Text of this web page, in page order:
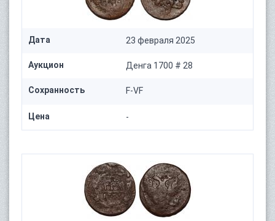
Дата 23 февраля 2025
Аукцион Денга 1700 # 28
Сохранность F-VF
Цена -